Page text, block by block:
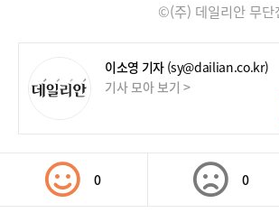
©(주) 데일리안 무단
이소영 기자 (sy@dailian.co.kr)
기사 모아 보기 >
0 0